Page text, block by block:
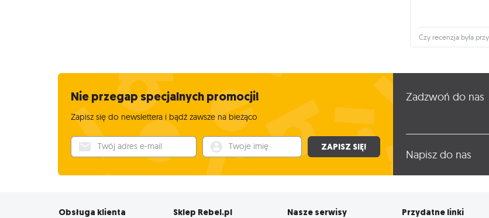
elementów
że ludzkość
jednak sprawia
pewne wpadki :
ponieważ
oczekujemy
Czy recenzja była
Nie przegap specjalnych promocji!
Zapisz się do newslettera i bądź zawsze na bieżąco
Twój adres e-mail Twoje imię ZAPISZ SIĘ!
Zadzwoń do nas
Napisz do nas
Obsługa klienta Sklep Rebel.pl Nasze serwisy Przydatne linki